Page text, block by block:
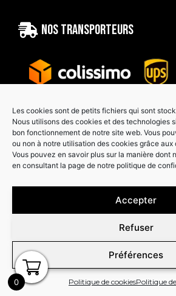
Les cookies sont de petits fichiers qui sont
Nous utilisons des cookies et des technologies
bon fonctionnement de notre site web. Vous
ou non à notre utilisation des cookies grâce
Vous pouvez en savoir plus sur la manière dont
en consultant la page de notre politique de
Accepter
Refuser
Préférences
Politique de cookiesPolitique
Nos transporteurs
Paiement sécurisé
Copyright ©
0